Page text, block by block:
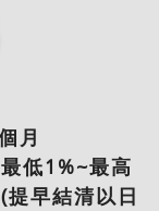
月
低1%~最高
早結清以日